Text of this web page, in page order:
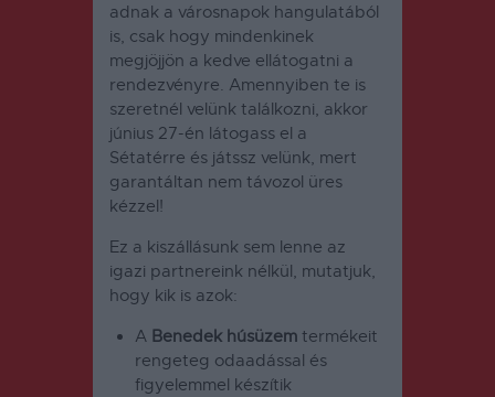
adnak a városnapok hangulatából
is, csak hogy mindenkinek
megjöjjön a kedve ellátogatni a
rendezvényre. Amennyiben te is
szeretnél velünk találkozni, akkor
június 27-én látogass el a
Sétatérre és játssz velünk, mert
garantáltan nem távozol üres
kézzel!
Ez a kiszállásunk sem lenne az
igazi partnereink nélkül, mutatjuk,
hogy kik is azok:
A Benedek húsüzemtermékeit
rengeteg odaadással és
figyelemmel készítik